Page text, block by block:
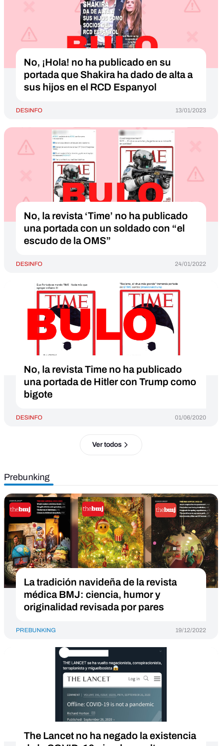
No, ¡Hola! no ha publicado en su
portada que Shakira ha dado de alta a
sus hijos en el RCD Espanyol
DESINFO 13/01/2023
No, la revista ‘Time’ no ha publicado
una portada con un soldado con “el
escudo de la OMS”
DESINFO 24/01/2022
No, la revista Time no ha publicado
una portada de Hitler con Trump como
bigote
DESINFO 01/06/2020
Ver todos
Prebunking
La tradición navideña de la revista
médica BMJ: ciencia, humor y
originalidad revisada por pares
PREBUNKING 19/12/2022
The Lancet no ha negado la existencia